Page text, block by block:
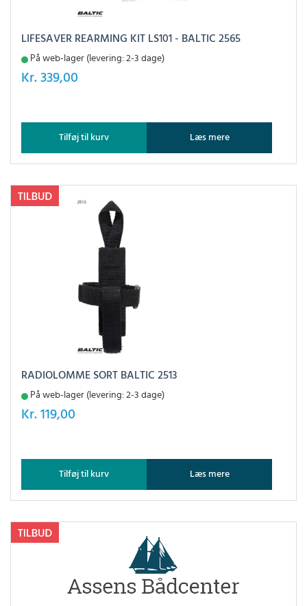
LIFESAVER REARMING KIT LS101 - BALTIC 2565
På web-lager (levering: 2-3 dage)
Kr.339,00
Tilføj til kurv Læs mere
RADIOLOMME SORT BALTIC 2513
På web-lager (levering: 2-3 dage)
Kr.119,00
Tilføj til kurv Læs mere